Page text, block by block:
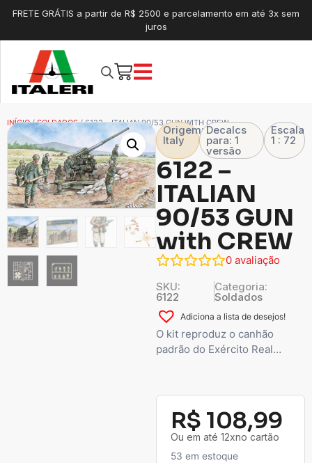
FRETE GRÁTIS a partir de R$ 2500 e parcelamento em até 3x sem
juros
INÍCIO/SOLDADOS/ 6122 – ITALIAN 90/53 GUN WITH CREW
Origem:
Italy
Decalcs
para: 1
versão
Escala
1 : 72
6122 –
ITALIAN
90/53 GUN
with CREW
0 avaliação
SKU:
6122
Categoria:
Soldados
Adiciona a lista de desejos!
O kit reproduz o canhão
padrão do Exército Real…
R$ 108,99
Ou em até 12xno cartão
53 em estoque